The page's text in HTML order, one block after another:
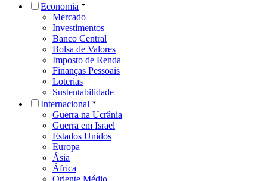
Economia
Mercado
Investimentos
Banco Central
Bolsa de Valores
Imposto de Renda
Finanças Pessoais
Loterias
Sustentabilidade
Internacional
Guerra na Ucrânia
Guerra em Israel
Estados Unidos
Europa
Ásia
África
Oriente Médio